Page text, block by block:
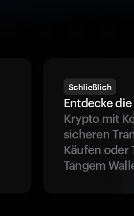
Schließlich
Entdecke
Krypto mit
sicheren
Käufen oder
Tangem